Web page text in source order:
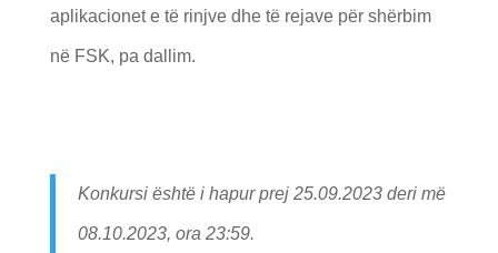
aplikacionet e të rinjve dhe të rejave për shërbim
në FSK, pa dallim.
Konkursi është i hapur prej 25.09.2023 deri më
08.10.2023, ora 23:59.